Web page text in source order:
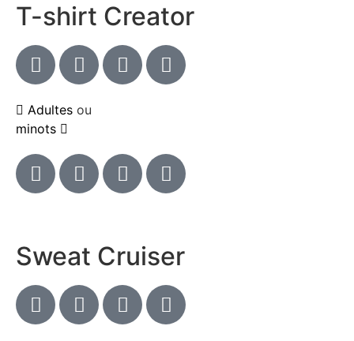
T-shirt Creator
Adultes ou
minots
Sweat Cruiser